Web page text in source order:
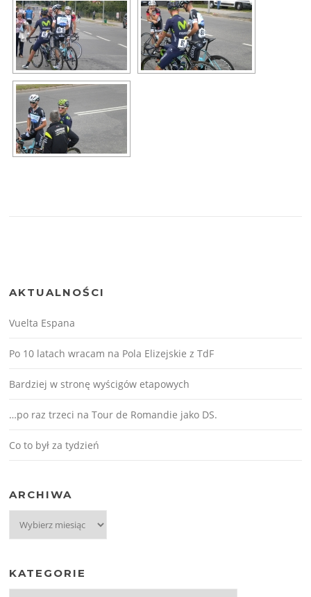
AKTUALNOŚCI
Vuelta Espana
Po 10 latach wracam na Pola Elizejskie z TdF
Bardziej w stronę wyścigów etapowych
…po raz trzeci na Tour de Romandie jako DS.
Co to był za tydzień
ARCHIWA
KATEGORIE